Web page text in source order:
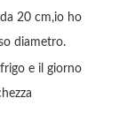
20 cm,io ho
diametro.
e il giorno